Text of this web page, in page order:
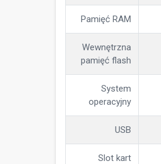
Pamięć RAM
Wewnętrzna
pamięć flash
System
operacyjny
USB
Slot kart